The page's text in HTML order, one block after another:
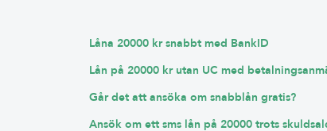
Låna 20000 kr snabbt med BankID
Lån på 20000 kr utan UC med
Går det att ansöka om snabblån gratis?
Ansök om ett sms lån på 20000 trots